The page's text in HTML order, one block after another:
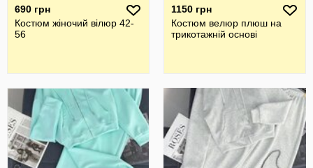
690 грн
Костюм жіночий вілюр 42-
56
1150 грн
Костюм велюр плюш на
трикотажній основі